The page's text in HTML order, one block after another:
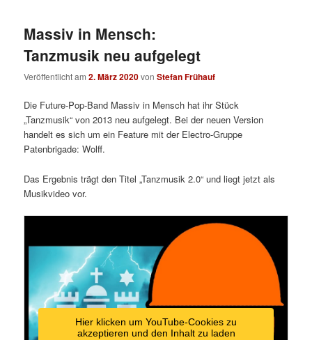
Massiv in Mensch:
Tanzmusik neu aufgelegt
Veröffentlicht am2. März 2020vonStefan Frühauf
Die Future-Pop-Band Massiv in Mensch hat ihr Stück
„Tanzmusik“ von 2013 neu aufgelegt. Bei der neuen Version
handelt es sich um ein Feature mit der Electro-Gruppe
Patenbrigade: Wolff.
Das Ergebnis trägt den Titel „Tanzmusik 2.0“ und liegt jetzt als
Musikvideo vor.
Hier klicken um YouTube-Cookies zu
akzeptieren und den Inhalt zu laden